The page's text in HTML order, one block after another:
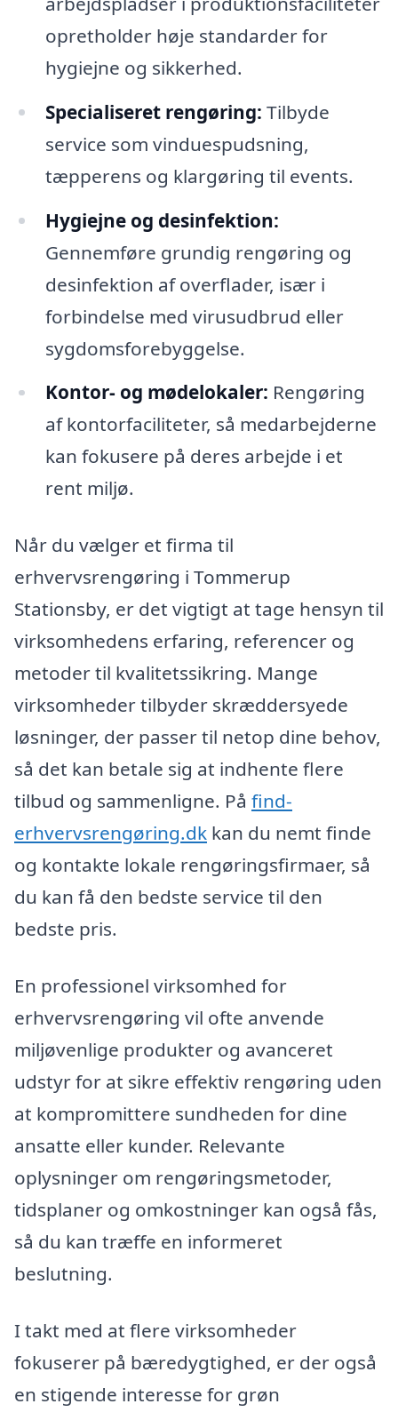
opretholder høje standarder for
hygiejne og sikkerhed.
Specialiseret rengøring: Tilbyde
service som vinduespudsning,
tæpperens og klargøring til events.
Hygiejne og desinfektion:
Gennemføre grundig rengøring og
desinfektion af overflader, især i
forbindelse med virusudbrud eller
sygdomsforebyggelse.
Kontor- og mødelokaler: Rengøring
af kontorfaciliteter, så medarbejderne
kan fokusere på deres arbejde i et
rent miljø.
Når du vælger et firma til
erhvervsrengøring i Tommerup
Stationsby, er det vigtigt at tage hensyn til
virksomhedens erfaring, referencer og
metoder til kvalitetssikring. Mange
virksomheder tilbyder skræddersyede
løsninger, der passer til netop dine behov,
så det kan betale sig at indhente flere
tilbud og sammenligne. På find-
erhvervsrengøring.dk kan du nemt finde
og kontakte lokale rengøringsfirmaer, så
du kan få den bedste service til den
bedste pris.
En professionel virksomhed for
erhvervsrengøring vil ofte anvende
miljøvenlige produkter og avanceret
udstyr for at sikre effektiv rengøring uden
at kompromittere sundheden for dine
ansatte eller kunder. Relevante
oplysninger om rengøringsmetoder,
tidsplaner og omkostninger kan også fås,
så du kan træffe en informeret
beslutning.
I takt med at flere virksomheder
fokuserer på bæredygtighed, er der også
en stigende interesse for grøn